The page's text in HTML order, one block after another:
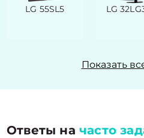
LG 55SL5 LG
Показать
Ответы начасто